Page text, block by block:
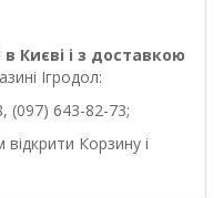
в Києві і з доставкою
Ігродол:
(097) 643-82-73;
Корзину і